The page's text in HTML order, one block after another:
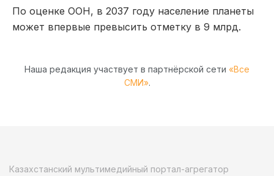
По оценке ООН, в 2037 году население планеты
может впервые превысить отметку в 9 млрд.
Наша редакция участвует в партнёрской сети «Все
СМИ».
Казахстанский мультимедийный портал-агрегатор